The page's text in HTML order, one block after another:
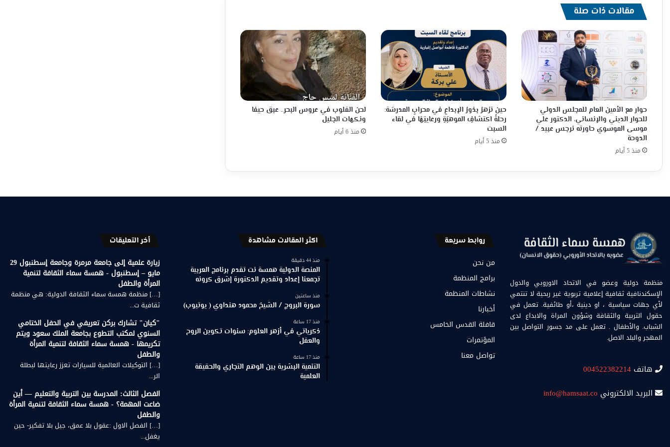
مقالات ذات صلة
حوار مع الأمين العام للمجلس الدولي
للحوار الديني والإنساني، الدكتور علي
موسى الموسوي حاورته نرجس عبيد /
الدوحة
منذ 5 أيام
حين تزهرُ بذورُ الإبداعِ في محرابِ المدرسَة:
رحلةُ اكتشافِ الموهبَةِ ورعايتِهَا في لقاء
السبت
منذ 5 أيام
لحن القلوب في عروس البحر.. عبق حيفا
ونكهات الجليل
منذ 6 أيام
منظمة دولية وعضو في الاتحاد الاوروبي والدول
الإسكندنافية ثقافية إعلامية تربوية غير ربحية لا تنتمي
لأي جهات سياسية ، او دينية ،أو طائفية. تعمل في
حقول التربية والثقافة وشؤون المراة والابداع لدى
الشباب. والأطفال . تعمل على مد جسور التواصل بين
المهجر والبلد الاصل.
هاتف 004522382214
البريد الالكتروني info@hamsaat.co
روابط سريعة
من نحن
برامج المنظمة
نشاطات المنظمة
أخبارنا
قافلة القدس الخامس
المؤتمرات
تواصل معنا
اكثر المقالات مشاهدة
منذ 44 دقيقة
المنصة الدولية همسة نت تقدم برنامج العربية
تجمعنا إعداد وتقديم الدكتورة إشرق كرونه
منذ ساعتين
سورة البروج / الشيخ محمود هنداوي ( يوتيوب)
منذ 17 ساعة
ذكرياتي في أزهر العلوم: سنوات تكوين الروح
والعقل
منذ 17 ساعة
التنمية البشرية بين الوهم التجاري والحقيقة
العلمية
أخر التعليقات
زيارة علمية إلى جامعة مرمرة وجامعة إسطنبول 29
مايو – إسطنبول - همسة سماء الثقافة لتنمية
المرأة والطفل
[…] منظمة همسة سماء الثقافة الدولية: هي منظمة
ثقافية ت...
"كيان" تشارك بركن تعريفي في الحفل الختامي
السنوي لمكتب التطوع بجامعة الملك سعود ويتم
تكريمها - همسة سماء الثقافة لتنمية المرأة
والطفل
[…] التوكيلات العالمية للسيارات تعزز رعايتها لبطلة
الر...
الفصل الثالث: المدرسة بين التربية والتعليم — أين
ضاعت المهمة؟ - همسة سماء الثقافة لتنمية المرأة
والطفل
[…] الفصل الاول :عقول بلا عمق، جيل بلا تفكير- حين
يغفل...